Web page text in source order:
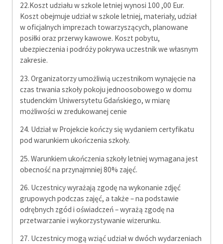
22.Koszt udziału w szkole letniej wynosi 100 ,00 Eur.
Koszt obejmuje udział w szkole letniej, materiały, udział
w oficjalnych imprezach towarzyszących, planowane
posiłki oraz przerwy kawowe. Koszt pobytu,
ubezpieczenia i podróży pokrywa uczestnik we własnym
zakresie.
23. Organizatorzy umożliwią uczestnikom wynajęcie na
czas trwania szkoły pokoju jednoosobowego w domu
studenckim Uniwersytetu Gdańskiego, w miarę
możliwości w zredukowanej cenie
24. Udział w Projekcie kończy się wydaniem certyfikatu
pod warunkiem ukończenia szkoły.
25. Warunkiem ukończenia szkoły letniej wymagana jest
obecność na przynajmniej 80% zajęć.
26. Uczestnicy wyrażają zgodę na wykonanie zdjęć
grupowych podczas zajęć, a także – na podstawie
odrębnych zgód i oświadczeń – wyrażą zgodę na
przetwarzanie i wykorzystywanie wizerunku.
27. Uczestnicy mogą wziąć udział w dwóch wydarzeniach